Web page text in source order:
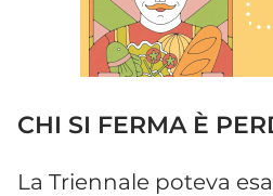
CHI SI FERMA È
La Triennale poteva